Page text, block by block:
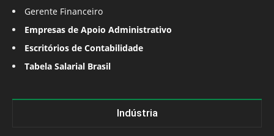
Gerente Financeiro
Empresas de Apoio Administrativo
Escritórios de Contabilidade
Tabela Salarial Brasil
Indústria